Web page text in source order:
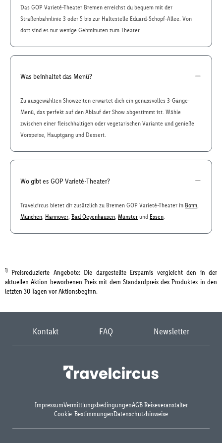
Das GOP Varieté-Theater Bremen erreichst du bequem mit der
Straßenbahnlinie 3 oder 5 bis zur Haltestelle Eduard-Schopf-Allee. Von
dort sind es nur wenige Gehminuten zum Theater.
Was beinhaltet das Menü?
Zu ausgewählten Showzeiten erwartet dich ein genussvolles 3-Gänge-
Menü, das perfekt auf den Ablauf der Show abgestimmt ist. Wähle
zwischen einer fleischhaltigen oder vegetarischen Variante und genieße
Vorspeise, Hauptgang und Dessert.
Wo gibt es GOP Varieté-Theater?
Travelcircus bietet dir zusätzlich zu Bremen GOP Varieté-Theater in Bonn,
München, Hannover, Bad Oeyenhausen, Münster und Essen.
1) Preisreduzierte Angebote: Die dargestellte Ersparnis vergleicht den in der
aktuellen Aktion beworbenen Preis mit dem Standardpreis des Produktes in den
letzten 30 Tagen vor Aktionsbeginn.
Kontakt FAQ Newsletter
ImpressumVermittlungsbedingungenAGB Reiseveranstalter
Cookie-BestimmungenDatenschutzhinweise